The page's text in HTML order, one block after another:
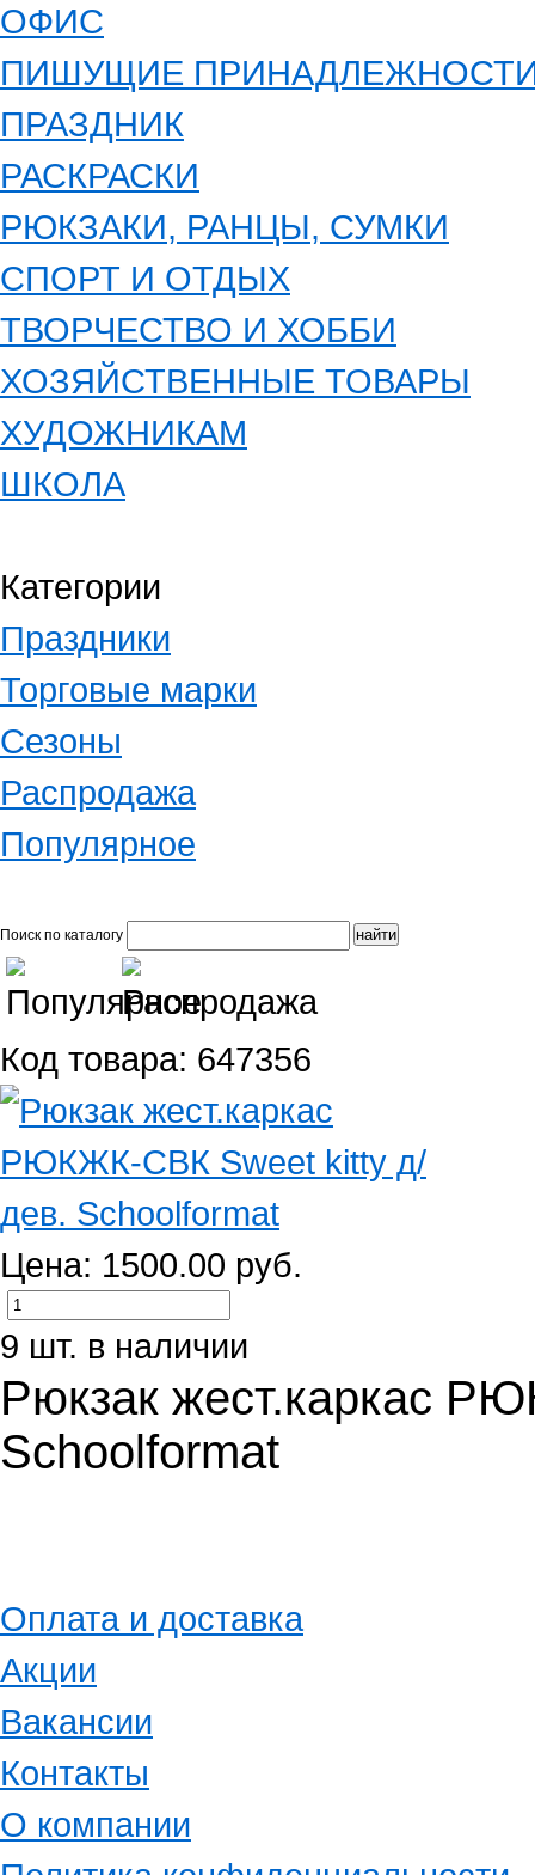
ОФИС
ПИШУЩИЕ
ПРАЗДНИК
РАСКРАСКИ
РЮКЗАКИ, РАНЦЫ, СУМКИ
СПОРТ И ОТДЫХ
ТВОРЧЕСТВО И ХОББИ
ХОЗЯЙСТВЕННЫЕ ТОВАРЫ
ХУДОЖНИКАМ
ШКОЛА
Категории
Праздники
Торговые марки
Сезоны
Распродажа
Популярное
Поиск по каталогу
Код товара: 647356
Цена: 1500.00 руб.
9 шт. в наличии
Рюкзак жест.каркас
Schoolformat
Оплата и доставка
Акции
Вакансии
Контакты
О компании